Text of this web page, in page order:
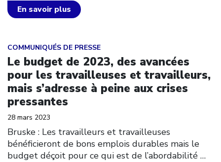
En savoir plus
COMMUNIQUÉS DE PRESSE
Le budget de 2023, des avancées
pour les travailleuses et travailleurs,
mais s’adresse à peine aux crises
pressantes
28 mars 2023
Bruske : Les travailleurs et travailleuses
bénéficieront de bons emplois durables mais le
budget déçoit pour ce qui est de l’abordabilité …
Click to open the link